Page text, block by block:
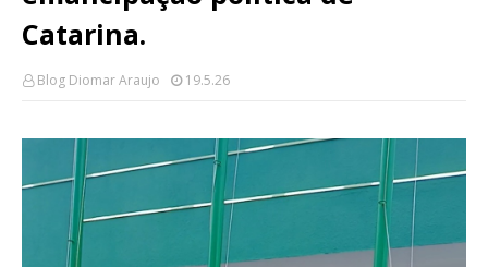
Catarina.
Blog Diomar Araujo 19.5.26